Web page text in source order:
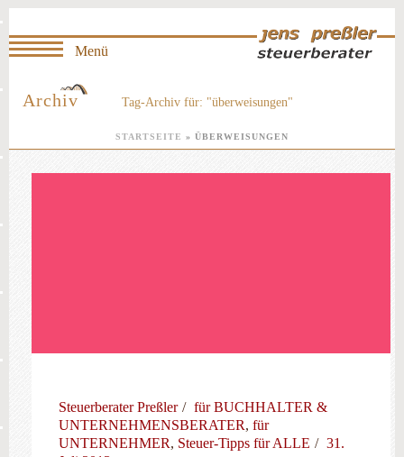
Archiv Tag-Archiv für: "überweisungen"
STARTSEITE » ÜBERWEISUNGEN
Steuerberater Preßler
für BUCHHALTER &
UNTERNEHMENSBERATER, für
UNTERNEHMER, Steuer-Tipps für ALLE
31.